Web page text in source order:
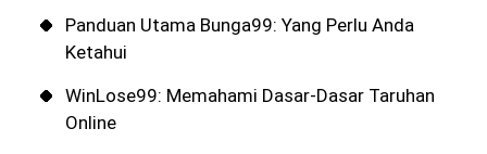
Panduan Utama Bunga99: Yang Perlu Anda
Ketahui
WinLose99: Memahami Dasar-Dasar Taruhan
Online